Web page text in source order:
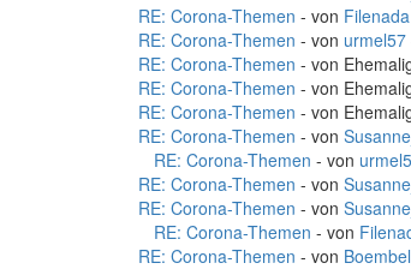
RE: Corona-Themen - von Filenada
RE: Corona-Themen - von urmel57
RE: Corona-Themen - von
RE: Corona-Themen - von
RE: Corona-Themen - von
RE: Corona-Themen - von
RE: Corona-Themen - von
RE: Corona-Themen - von
RE: Corona-Themen - von
RE: Corona-Themen - von
RE: Corona-Themen - von Boembel